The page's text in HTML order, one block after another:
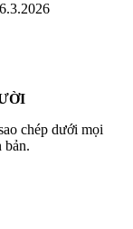
chép dưới mọi
bản.